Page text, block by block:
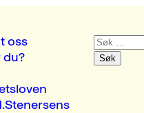
oss
du?
Søk
etter: